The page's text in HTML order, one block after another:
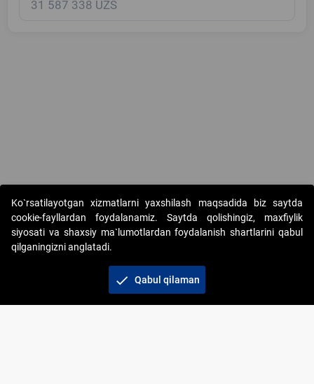
Copyright © 2017-2026. "Elektron onlayn-auksionlarni tashkil etish"
AJ. Barcha huquqlar himoyalangan
+998 71 202-21-11
Ko`rsatilayotgan xizmatlarni yaxshilash maqsadida biz saytda
cookie-fayllardan foydalanamiz. Saytda qolishingiz, maxfiylik
siyosati va shaxsiy ma`lumotlardan foydalanish shartlarini qabul
qilganingizni anglatadi.
check Qabul qilaman